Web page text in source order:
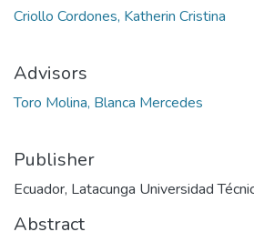
Criollo Cordones, Katherin Cristina
Advisors
Toro Molina, Blanca Mercedes
Publisher
Ecuador, Latacunga Universidad
Abstract